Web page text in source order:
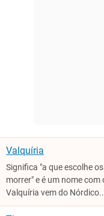
Valquíria
Significa "a que escolhe
morrer" e é um nome
Valquíria vem do